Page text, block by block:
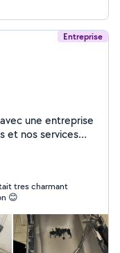
Entreprise
une entreprise
et nos services
. Passage de
tous ce
. Nous
tres charmant
😊